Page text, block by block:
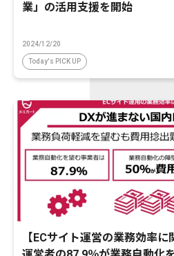
業」の活用支援を開始
2024/12/20
Today's PICK UP
【ECサイト運営の業務効率